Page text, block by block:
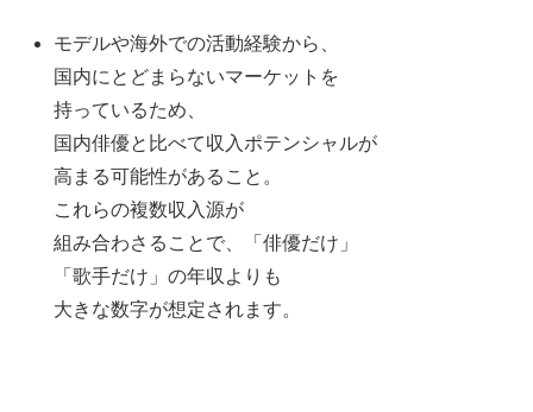
モデルや海外での活動経験から、
国内にとどまらないマーケットを
持っているため、
国内俳優と比べて収入ポテンシャルが
高まる可能性があること。
これらの複数収入源が
組み合わさることで、「俳優だけ」
「歌手だけ」の年収よりも
大きな数字が想定されます。